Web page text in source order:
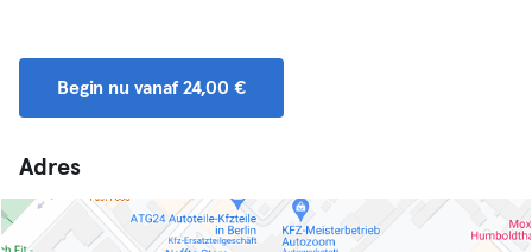
Begin nu vanaf 24,00 €
Adres